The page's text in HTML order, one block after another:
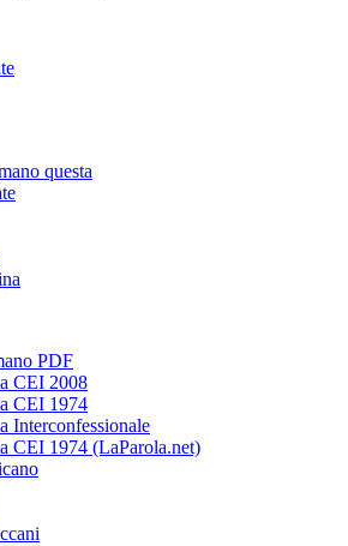
questa
PDF
CEI 2008
CEI 1974
Interconfessionale
CEI 1974 (LaParola.net)